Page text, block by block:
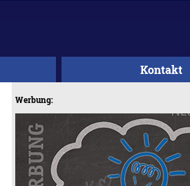
Kontakt
Werbung: